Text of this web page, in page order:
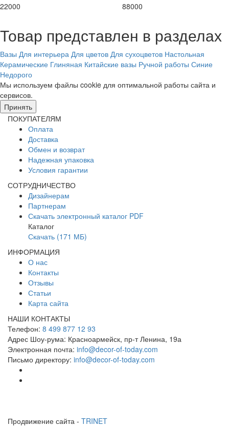
22000
88000
Товар представлен в разделах
Вазы Для интерьера Для цветов Для сухоцветов Настольная
Керамические Глиняная Китайские вазы Ручной работы Синие
Недорого
Мы используем файлы cookie для оптимальной работы сайта и
сервисов.
Принять
ПОКУПАТЕЛЯМ
Оплата
Доставка
Обмен и возврат
Надежная упаковка
Условия гарантии
СОТРУДНИЧЕСТВО
Дизайнерам
Партнерам
Скачать электронный каталог PDF
Каталог
Скачать (171 МБ)
ИНФОРМАЦИЯ
О нас
Контакты
Отзывы
Статьи
Карта сайта
НАШИ КОНТАКТЫ
Телефон: 8 499 877 12 93
Адрес Шоу-рума: Красноармейск, пр-т Ленина, 19а
Электронная почта: info@decor-of-today.com
Письмо директору: info@decor-of-today.com
Продвижение сайта - TRINET